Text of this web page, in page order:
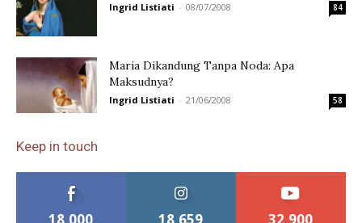
Ingrid Listiati - 08/07/2008 84
Maria Dikandung Tanpa Noda: Apa
Maksudnya?
Ingrid Listiati - 21/06/2008 58
Keep in touch